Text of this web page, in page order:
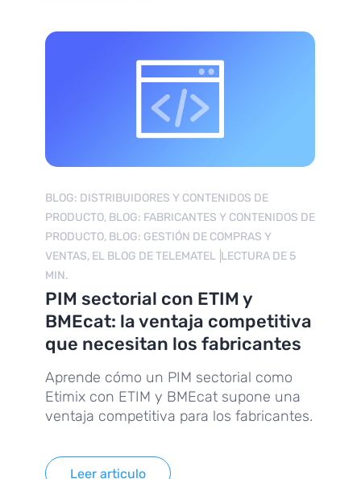
BLOG: DISTRIBUIDORES Y CONTENIDOS DE
PRODUCTO, BLOG: FABRICANTES Y CONTENIDOS DE
PRODUCTO, BLOG: GESTIÓN DE COMPRAS Y
VENTAS, EL BLOG DE TELEMATEL LECTURA DE 5
MIN.
PIM sectorial con ETIM y
BMEcat: la ventaja competitiva
que necesitan los fabricantes
Aprende cómo un PIM sectorial como
Etimix con ETIM y BMEcat supone una
ventaja competitiva para los fabricantes.
Leer articulo